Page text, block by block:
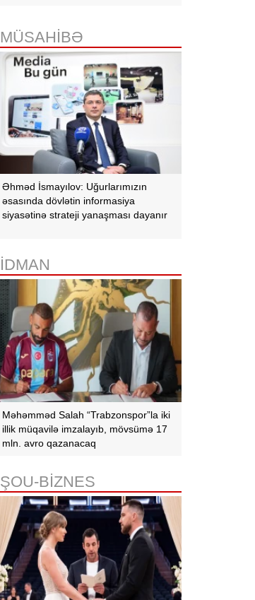
19:03 Bəzi yerlərə yağış yağacaq,
dolu düşəcək - XƏBƏRDARLIQ
MÜSAHİBƏ
Əhməd İsmayılov: Uğurlarımızın
əsasında dövlətin informasiya
siyasətinə strateji yanaşması dayanır
İDMAN
Məhəmməd Salah “Trabzonspor”la iki
illik müqavilə imzalayıb, mövsümə 17
mln. avro qazanacaq
ŞOU-BİZNES